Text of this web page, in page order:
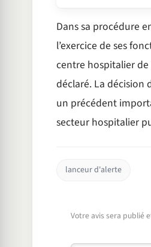
Dans sa procédure
l’exercice de ses
centre hospitalier de
déclaré. La
un précédent
secteur hospitalier
lanceur d'alerte
Votre avis sera publié